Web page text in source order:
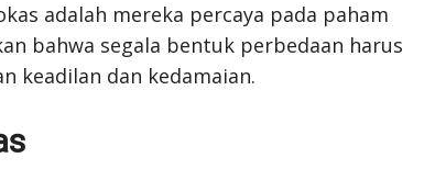
adalah mereka percaya pada paham
bahwa segala bentuk perbedaan harus
keadilan dan kedamaian.